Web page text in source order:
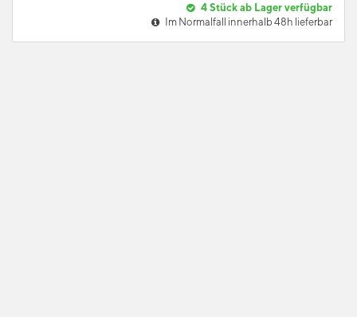
4 Stück ab Lager verfügbar
Im Normalfall innerhalb 48h lieferbar